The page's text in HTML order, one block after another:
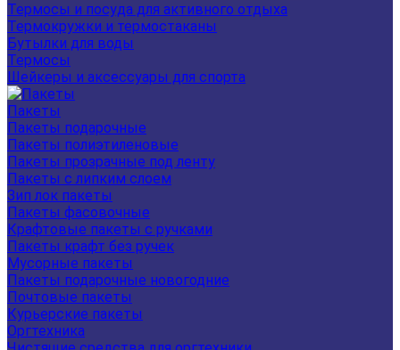
Термосы и посуда для активного отдыха
Термокружки и термостаканы
Бутылки для воды
Термосы
Шейкеры и аксессуары для спорта
Пакеты
Пакеты подарочные
Пакеты полиэтиленовые
Пакеты прозрачные под ленту
Пакеты с липким слоем
Зип лок пакеты
Пакеты фасовочные
Крафтовые пакеты с ручками
Пакеты крафт без ручек
Мусорные пакеты
Пакеты подарочные новогодние
Почтовые пакеты
Курьерские пакеты
Оргтехника